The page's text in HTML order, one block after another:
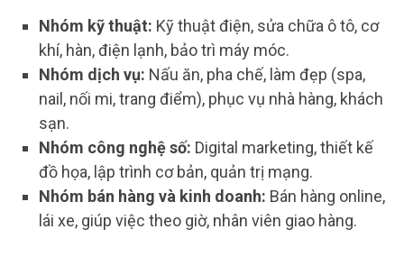
Nhóm kỹ thuật: Kỹ thuật điện, sửa chữa ô tô, cơ
khí, hàn, điện lạnh, bảo trì máy móc.
Nhóm dịch vụ: Nấu ăn, pha chế, làm đẹp (spa,
nail, nối mi, trang điểm), phục vụ nhà hàng, khách
sạn.
Nhóm công nghệ số: Digital marketing, thiết kế
đồ họa, lập trình cơ bản, quản trị mạng.
Nhóm bán hàng và kinh doanh: Bán hàng online,
lái xe, giúp việc theo giờ, nhân viên giao hàng.